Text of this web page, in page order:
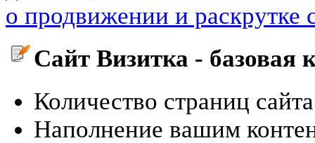
о продвижении и раскрутке
Сайт Визитка - базовая
Количество страниц
Наполнение вашим